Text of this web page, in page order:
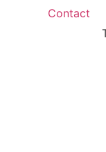
Contact